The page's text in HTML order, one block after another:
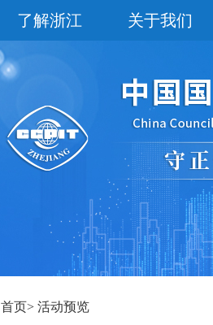
了解浙江 关于我们
首页> 活动预览